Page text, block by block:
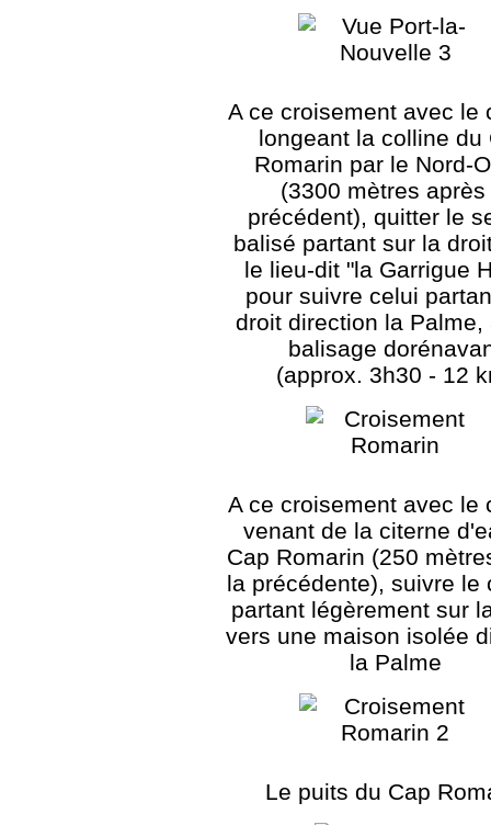
A ce croisement avec le
longeant la colline du
Romarin par le Nord-
(3300 mètres après
précédent), quitter le
balisé partant sur la
le lieu-dit "la Garrigue
pour suivre celui
droit direction la Palme,
balisage
(approx. 3h30 - 12
A ce croisement avec le
venant de la citerne
Cap Romarin (250
la précédente), suivre le
partant légèrement sur
vers une maison isolée
la Palme
Le puits du Cap